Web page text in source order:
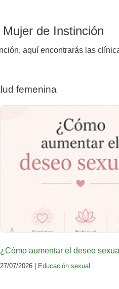
de Instinción
aquí encontrarás las
femenina
¿Cómo aumentar el deseo
27/07/2026 | Educación sexual